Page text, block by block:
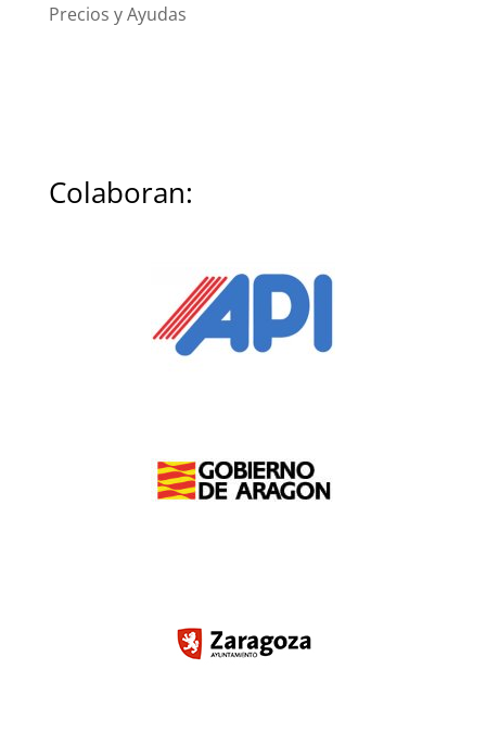
Precios y Ayudas
Colaboran: